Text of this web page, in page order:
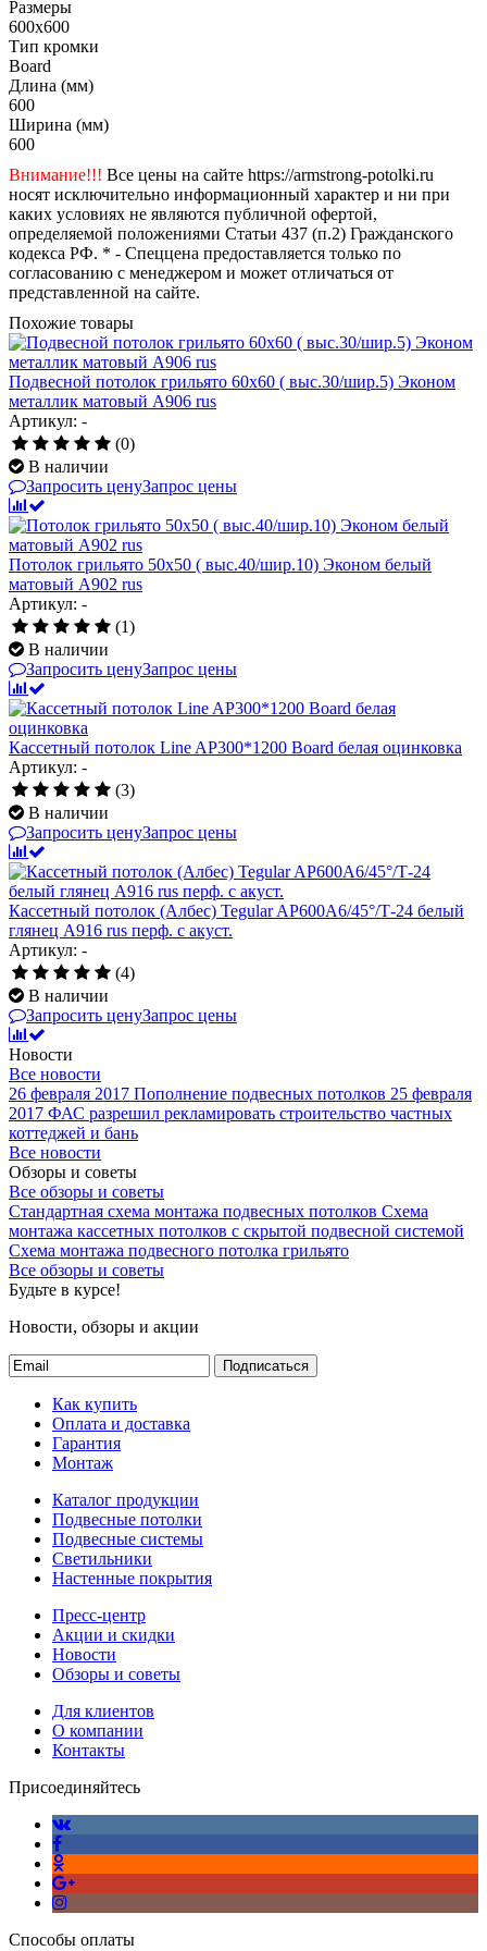
Размеры
600x600
Тип кромки
Board
Длина (мм)
600
Ширина (мм)
600
Внимание!!! Все цены на сайте https://armstrong-potolki.ru
носят исключительно информационный характер и ни при
каких условиях не являются публичной офертой,
определяемой положениями Статьи 437 (п.2) Гражданского
кодекса РФ. * - Спеццена предоставляется только по
согласованию с менеджером и может отличаться от
представленной на сайте.
Похожие товары
Подвесной потолок грильято 60х60 ( выс.30/шир.5) Эконом
металлик матовый А906 rus
Артикул: -
(0)
В наличии
Запросить ценуЗапрос цены
Потолок грильято 50х50 ( выс.40/шир.10) Эконом белый
матовый А902 rus
Артикул: -
(1)
В наличии
Запросить ценуЗапрос цены
Кассетный потолок Line AP300*1200 Board белая оцинковка
Артикул: -
(3)
В наличии
Запросить ценуЗапрос цены
Кассетный потолок (Албес) Tegular AP600A6/45°/Т-24 белый
глянец A916 rus перф. с акуст.
Артикул: -
(4)
В наличии
Запросить ценуЗапрос цены
Новости
Все новости
26 февраля 2017 Пополнение подвесных потолков 25 февраля
2017 ФАС разрешил рекламировать строительство частных
коттеджей и бань
Все новости
Обзоры и советы
Все обзоры и советы
Стандартная схема монтажа подвесных потолков Схема
монтажа кассетных потолков с скрытой подвесной системой
Схема монтажа подвесного потолка грильято
Все обзоры и советы
Будьте в курсе!
Новости, обзоры и акции
Подписаться
Как купить
Оплата и доставка
Гарантия
Монтаж
Каталог продукции
Подвесные потолки
Подвесные системы
Светильники
Настенные покрытия
Пресс-центр
Акции и скидки
Новости
Обзоры и советы
Для клиентов
О компании
Контакты
Присоединяйтесь
Способы оплаты